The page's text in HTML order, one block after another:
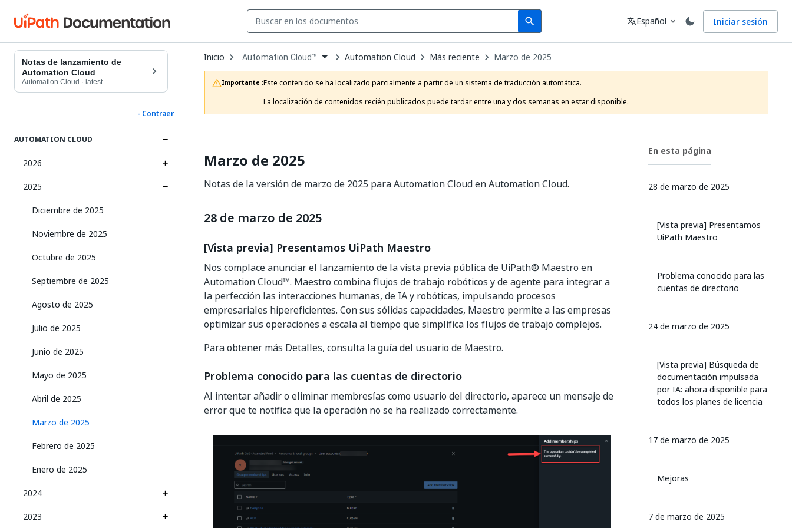
search
Search Idioma
translateEspañol expand_more Iniciar sesión
Notas de lanzamiento de
Automation Cloud
Automation Cloud · latest
- Contraer
AUTOMATION CLOUD
2026
2025
Diciembre de 2025
Noviembre de 2025
Octubre de 2025
Septiembre de 2025
Agosto de 2025
Julio de 2025
Junio de 2025
Mayo de 2025
Abril de 2025
Marzo de 2025
Febrero de 2025
Enero de 2025
2024
2023
Inicio Open
Dropdown
to
choose
product
Automation Cloud™ Automation Cloud Más reciente Marzo de 2025
Importante :Este contenido se ha localizado parcialmente a partir de un sistema de traducción automática.
La localización de contenidos recién publicados puede tardar entre una y dos semanas en estar disponible.
Marzo de 2025
Notas de la versión de marzo de 2025 para Automation Cloud en Automation Cloud.
28 de marzo de 2025
[Vista previa] Presentamos UiPath Maestro
Nos complace anunciar el lanzamiento de la vista previa pública de UiPath® Maestro en
Automation Cloud™. Maestro combina flujos de trabajo robóticos y de agente para integrar a
la perfección las interacciones humanas, de IA y robóticas, impulsando procesos
empresariales hipereficientes. Con sus sólidas capacidades, Maestro permite a las empresas
optimizar sus operaciones a escala al tiempo que simplifica los flujos de trabajo complejos.
Para obtener más Detalles, consulta la guía del usuario de Maestro.
Problema conocido para las cuentas de directorio
Al intentar añadir o eliminar membresías como usuario del directorio, aparece un mensaje de
error que te notifica que la operación no se ha realizado correctamente.
En esta página
28 de marzo de 2025
[Vista previa] Presentamos
UiPath Maestro
Problema conocido para las
cuentas de directorio
24 de marzo de 2025
[Vista previa] Búsqueda de
documentación impulsada
por IA: ahora disponible para
todos los planes de licencia
17 de marzo de 2025
Mejoras
7 de marzo de 2025